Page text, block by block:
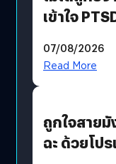
เข้าใจ
07/08/2026
Read More
ถูกใจสายมั
ฉะ ด้วยโป